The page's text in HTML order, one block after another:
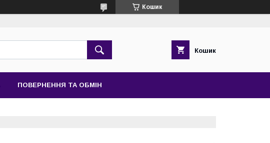
Кошик
Кошик
ПОВЕРНЕННЯ ТА ОБМІН